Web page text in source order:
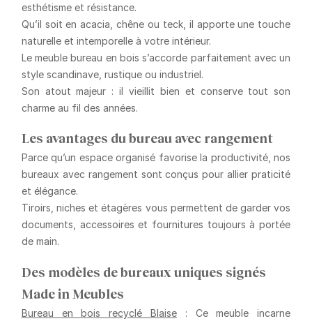
esthétisme et résistance.
Qu’il soit en acacia, chêne ou teck, il apporte une touche
naturelle et intemporelle à votre intérieur.
Lemeuble bureau en bois s’accorde parfaitement avec un
style scandinave, rustique ou industriel.
Son atout majeur : il vieillit bien et conserve tout son
charme au fil des années.
Les avantages du bureau avec rangement
Parce qu’un espace organisé favorise la productivité, nos
bureaux avec rangement sont conçus pour allier praticité
et élégance.
Tiroirs, niches et étagères vous permettent de garder vos
documents, accessoires et fournitures toujours à portée
de main.
Des modèles de bureaux uniques signés
Made in Meubles
Bureau en bois recyclé Blaise : Ce meuble incarne